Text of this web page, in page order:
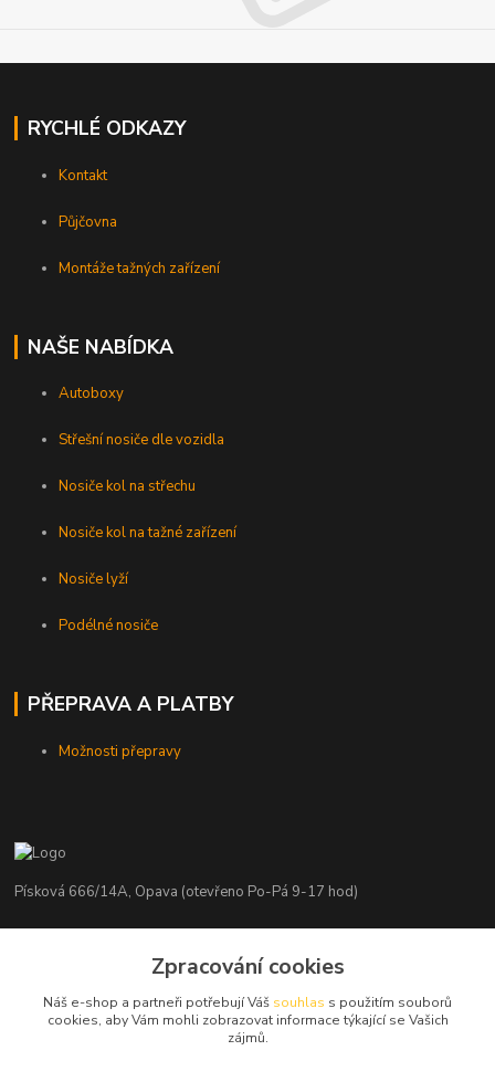
RYCHLÉ ODKAZY
Kontakt
Půjčovna
Montáže tažných zařízení
NAŠE NABÍDKA
Autoboxy
Střešní nosiče dle vozidla
Nosiče kol na střechu
Nosiče kol na tažné zařízení
Nosiče lyží
Podélné nosiče
PŘEPRAVA A PLATBY
Možnosti přepravy
Písková 666/14A, Opava (otevřeno Po-Pá 9-17 hod)
+420 776 839 986
info@nosice.com
Zpracování cookies
Náš e-shop a partneři potřebují Váš souhlas s použitím souborů
cookies, aby Vám mohli zobrazovat informace týkající se Vašich
zájmů.